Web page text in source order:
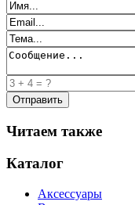
Читаем также
Каталог
Аксессуары